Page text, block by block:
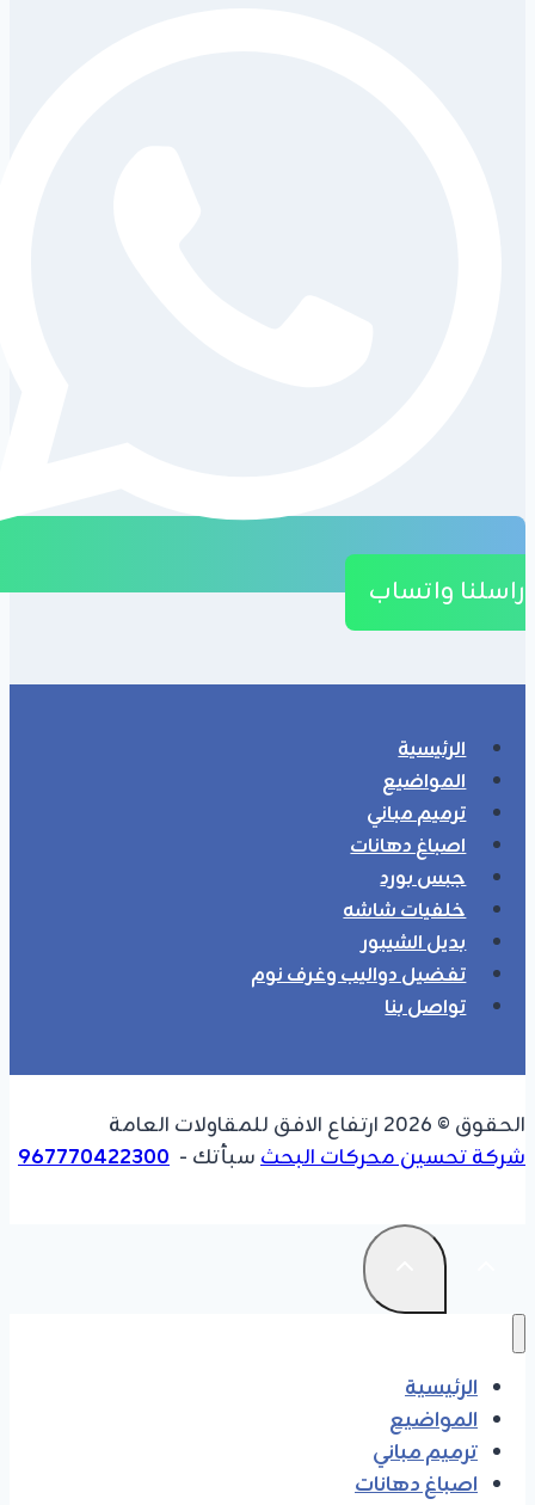
راسلنا واتساب
الرئيسية
المواضيع
ترميم مباني
اصباغ دهانات
جبس بورد
خلفيات شاشه
بديل الشيبور
تفضيل دواليب وغرف نوم
تواصل بنا
الحقوق © 2026 ارتفاع الافق للمقاولات العامة
شركة تحسين محركات البحثسبأتك - 967770422300
الرئيسية
المواضيع
ترميم مباني
اصباغ دهانات